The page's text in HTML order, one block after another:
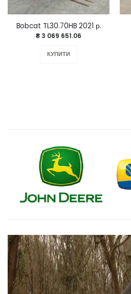
Bobcat TL30.70HB 2021 р.
₴ 3 069 651.06
КУПИТИ